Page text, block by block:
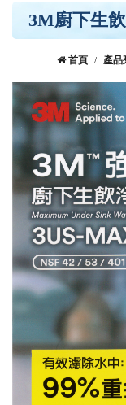
3M廚下生
首頁 產品